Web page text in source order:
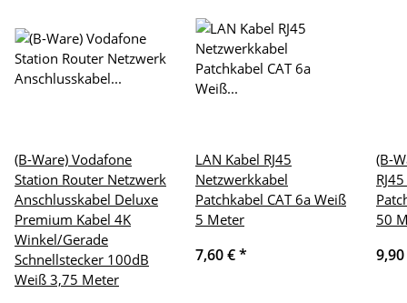
(B-Ware) Vodafone
Station Router Netzwerk
Anschlusskabel Deluxe
Premium Kabel 4K
Winkel/Gerade
Schnellstecker 100dB
Weiß 3,75 Meter
LAN Kabel RJ45
Netzwerkkabel
Patchkabel CAT 6a Weiß
5 Meter
7,60 €*
(B-
50